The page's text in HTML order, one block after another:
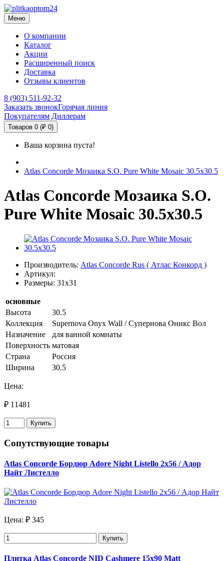
Меню
О компании
Каталог
Акции
Расширенный поиск
Доставка
Отзывы клиентов
8 (903) 511-92-32
Заказать звонокГорячая линия
Покупателям Диллерам
Товаров 0 (₽ 0)
Ваша корзина пуста!
Atlas Concorde Мозаика S.O. Pure White Mosaic 30.5х30.5
Atlas Concorde Мозаика S.O.
Pure White Mosaic 30.5х30.5
Производитель: Atlas Concorde Rus ( Атлас Конкорд )
Артикул:
Размеры: 31x31
основные
Высота
30.5
Коллекция
Supernova Onyx Wall / Супернова Оникс Вол
Назначение
для ванной комнаты
Поверхность матовая
Страна
Россия
Ширина
30.5
Цена:
₽ 11481
Купить
Сопутствующие товары
Atlas Concorde Бордюр Adore Night Listello 2х56 / Адор
Найт Листелло
Цена: ₽ 345
Купить
Плитка Atlas Concorde NID Cashmere 15x90 Matt